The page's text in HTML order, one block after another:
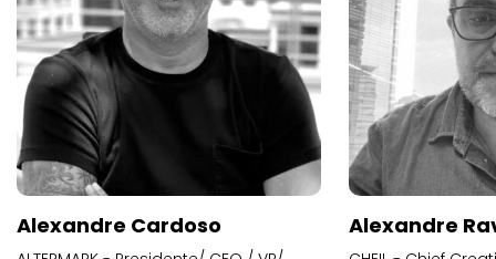
Alexandre Cardoso Alexandre